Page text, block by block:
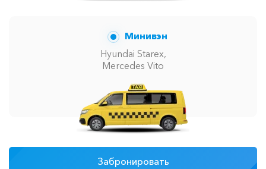
Минивэн
Hyundai Starex,
Mercedes Vito
Забронировать